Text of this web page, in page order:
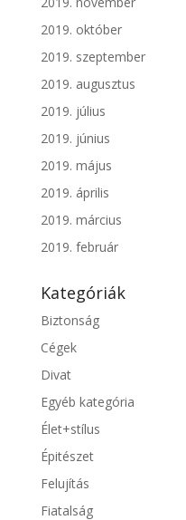
2019. október
2019. szeptember
2019. augusztus
2019. július
2019. június
2019. május
2019. április
2019. március
2019. február
Kategóriák
Biztonság
Cégek
Divat
Egyéb kategória
Élet+stílus
Épitészet
Felujítás
Fiatalság